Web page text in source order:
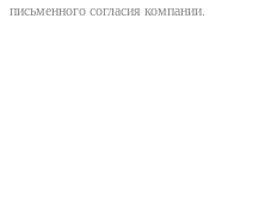
письменного согласия компании.